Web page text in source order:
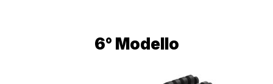
6° Modello